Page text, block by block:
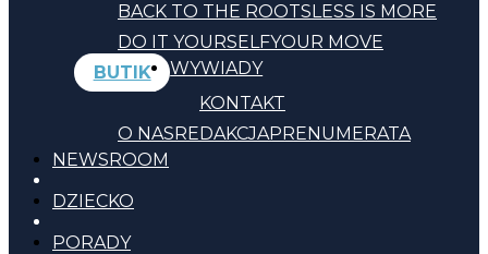
BACK TO THE ROOTSLESS IS MORE
DO IT YOURSELFYOUR MOVE
BUTIK
KONTAKT
O NASREDAKCJAPRENUMERATA
WYWIADY
NEWSROOM
DZIECKO
PORADY